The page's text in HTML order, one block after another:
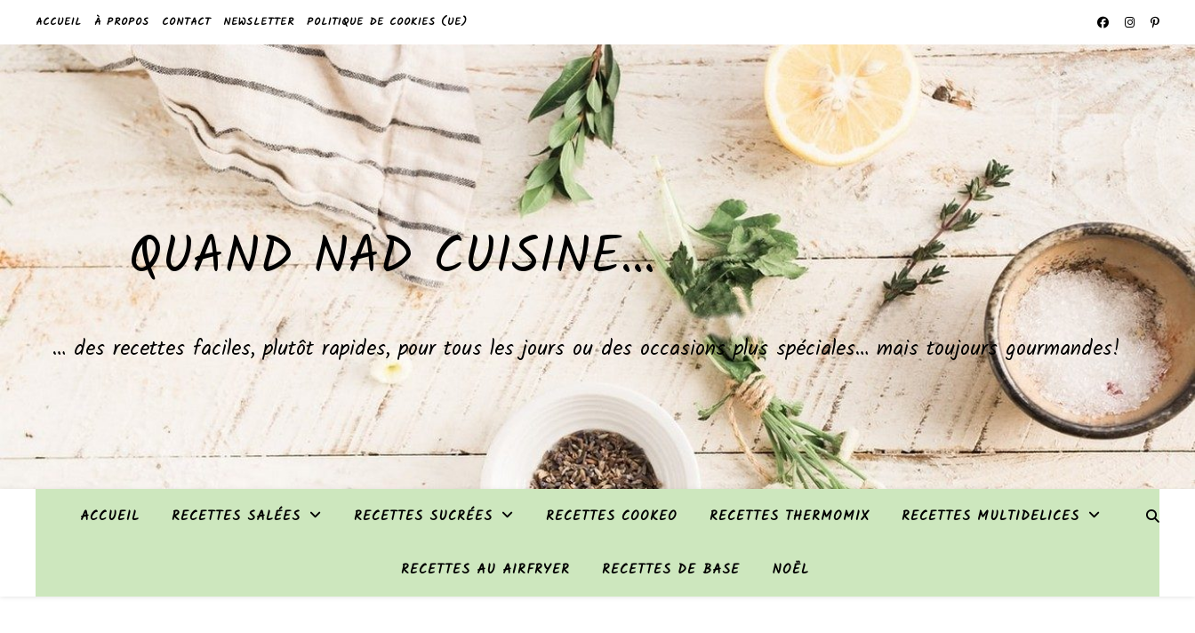
ACCUEIL À PROPOS CONTACT NEWSLETTER POLITIQUE DE COOKIES (UE)
QUAND NAD CUISINE…
… des recettes faciles, plutôt rapides, pour tous les jours ou des occasions plus spéciales… mais toujours gourmandes!
ACCUEIL RECETTES SALÉES RECETTES SUCRÉES RECETTES COOKEO RECETTES THERMOMIX RECETTES MULTIDELICES
RECETTES AU AIRFRYER RECETTES DE BASE NOËL